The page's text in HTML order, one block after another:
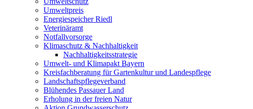
Umweltpreis
Energiespeicher Riedl
Veterinäramt
Notfallvorsorge
Klimaschutz & Nachhaltigkeit
Nachhaltigkeitsstrategie
Umwelt- und Klimapakt Bayern
Kreisfachberatung für Gartenkultur und Landespflege
Landschaftspflegeverband
Blühendes Passauer Land
Erholung in der freien Natur